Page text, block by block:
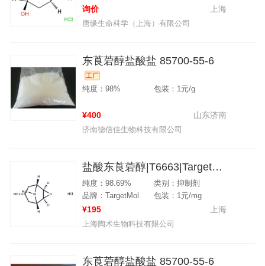
询价 上海
唐缘生命科学（上海）有限公司
东莨菪醇盐酸盐 85700-55-6
工厂
纯度：98% 包装：1元/g
¥400 山东济南
济南德信佳生物科技有限公司
盐酸东莨菪醇|T6663|TargetMol
纯度：98.69%
类别：抑制剂
品牌：TargetMol
包装：1元/mg
¥195 上海
上海陶术生物科技有限公司
东莨菪醇盐酸盐 85700-55-6